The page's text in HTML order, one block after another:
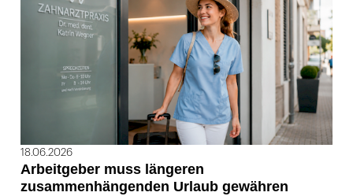
18.06.2026
Arbeitgeber muss längeren
zusammenhängenden Urlaub gewähren